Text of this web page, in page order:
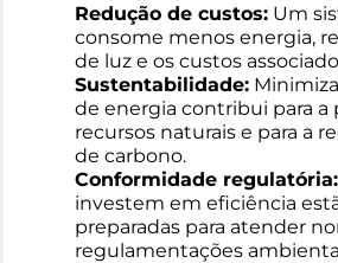
Redução de custos: Um
consome menos energia,
de luz e os custos
Sustentabilidade:
de energia contribui para a
recursos naturais e para a
de carbono.
Conformidade regulatória:
investem em eficiência
preparadas para atender
regulamentações